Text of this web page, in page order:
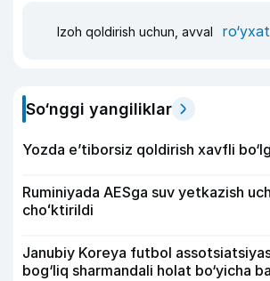
Izoh qoldirish uchun, avval
So‘nggi yangiliklar
Yozda e’tiborsiz qoldirish xavfli
Ruminiyada AESga suv yetkazish
choʻktirildi
Janubiy Koreya futbol
bog‘liq sharmandali holat bo‘yicha